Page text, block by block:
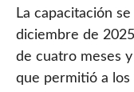
La capacitación
diciembre de
de cuatro meses
que permitió a